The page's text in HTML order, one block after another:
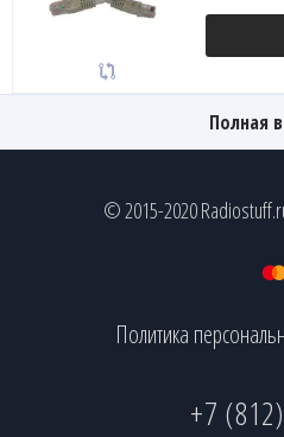
Полная
© 2015-2020
Политика
+7